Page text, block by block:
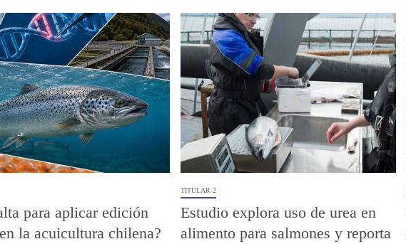
para aplicar edición
la acuicultura chilena?
TITULAR 2
Estudio explora uso de urea en
alimento para salmones y reporta